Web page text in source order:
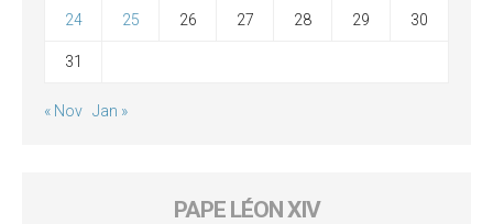
24 25 26 27 28 29 30
31
« Nov Jan »
PAPE LÉON XIV